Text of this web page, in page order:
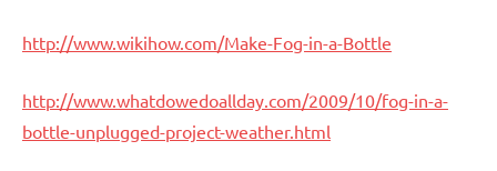
http://www.wikihow.com/Make-Fog-in-a-Bottle
http://www.whatdowedoallday.com/2009/10/fog-in-a-
bottle-unplugged-project-weather.html